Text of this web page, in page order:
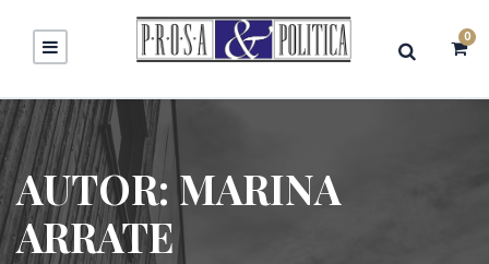
0
AUTOR:MARINA
ARRATE